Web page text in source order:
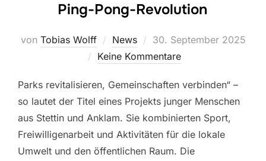
Ping-Pong-Revolution
von Tobias Wolff News
Veröffentlicht
am
30. September 2025
Keine Kommentare
Parks revitalisieren, Gemeinschaften verbinden“ –
so lautet der Titel eines Projekts junger Menschen
aus Stettin und Anklam. Sie kombinierten Sport,
Freiwilligenarbeit und Aktivitäten für die lokale
Umwelt und den öffentlichen Raum. Die